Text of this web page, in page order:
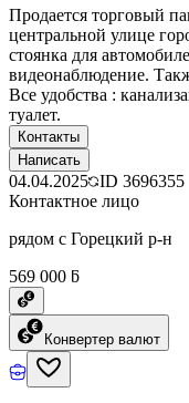
Продается торговый
центральной улице
стоянка для
видеонаблюдение.
Все удобства :
туалет.
Контакты
Написать
04.04.2025 ID 3696355
Контактное лицо
рядом с Горецкий р-н
569 000 ƃ
Конвертер валют